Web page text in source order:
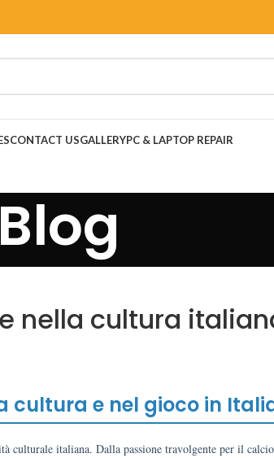
CONTACT USGALLERYPC & LAPTOP REPAIR
Blog
nella cultura
cultura e nel gioco in
culturale italiana. Dalla passione travolgente per il calcio